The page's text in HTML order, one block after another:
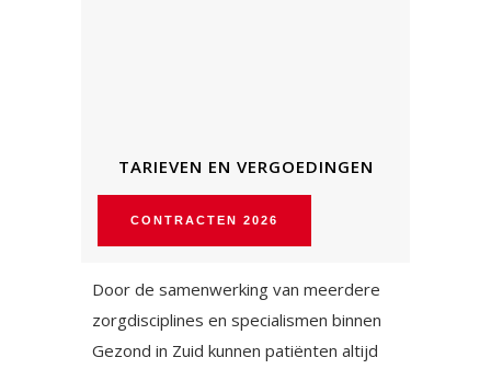
TARIEVEN EN VERGOEDINGEN
CONTRACTEN 2026
Door de samenwerking van meerdere
zorgdisciplines en specialismen binnen
Gezond in Zuid kunnen patiënten altijd